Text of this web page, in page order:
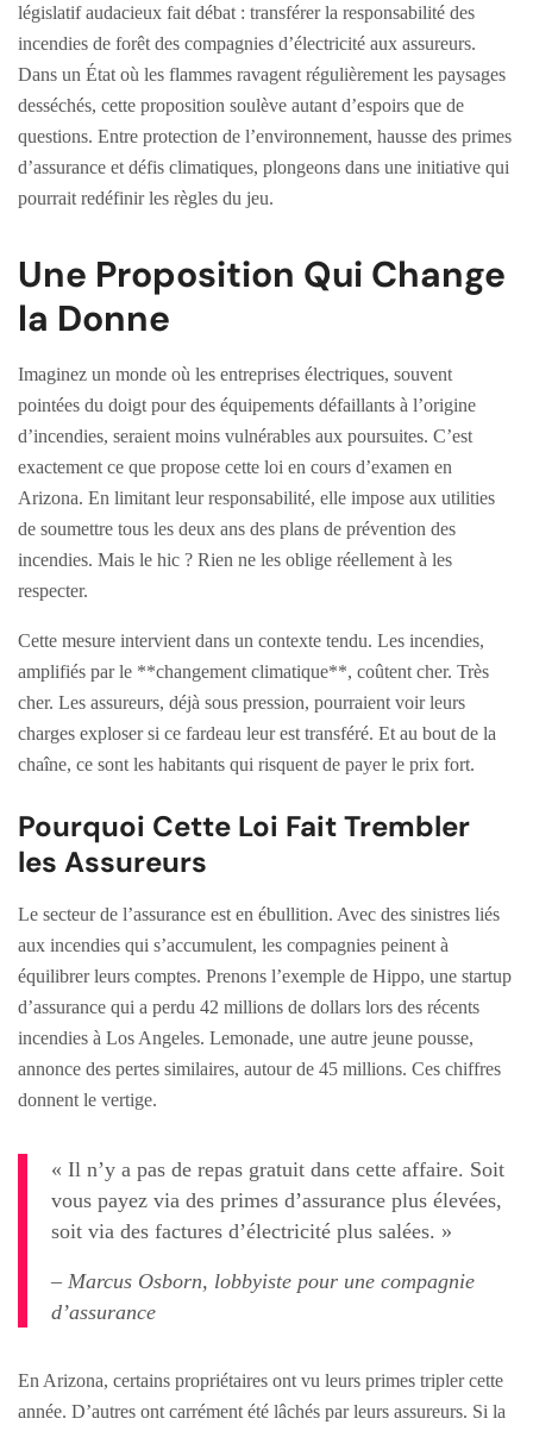
législatif audacieux fait débat : transférer la responsabilité des
incendies de forêt des compagnies d’électricité aux assureurs.
Dans un État où les flammes ravagent régulièrement les paysages
desséchés, cette proposition soulève autant d’espoirs que de
questions. Entre protection de l’environnement, hausse des primes
d’assurance et défis climatiques, plongeons dans une initiative qui
pourrait redéfinir les règles du jeu.
Une Proposition Qui Change
la Donne
Imaginez un monde où les entreprises électriques, souvent
pointées du doigt pour des équipements défaillants à l’origine
d’incendies, seraient moins vulnérables aux poursuites. C’est
exactement ce que propose cette loi en cours d’examen en
Arizona. En limitant leur responsabilité, elle impose aux utilities
de soumettre tous les deux ans des plans de prévention des
incendies. Mais le hic ? Rien ne les oblige réellement à les
respecter.
Cette mesure intervient dans un contexte tendu. Les incendies,
amplifiés par le **changement climatique**, coûtent cher. Très
cher. Les assureurs, déjà sous pression, pourraient voir leurs
charges exploser si ce fardeau leur est transféré. Et au bout de la
chaîne, ce sont les habitants qui risquent de payer le prix fort.
Pourquoi Cette Loi Fait Trembler
les Assureurs
Le secteur de l’assurance est en ébullition. Avec des sinistres liés
aux incendies qui s’accumulent, les compagnies peinent à
équilibrer leurs comptes. Prenons l’exemple de Hippo, une startup
d’assurance qui a perdu 42 millions de dollars lors des récents
incendies à Los Angeles. Lemonade, une autre jeune pousse,
annonce des pertes similaires, autour de 45 millions. Ces chiffres
donnent le vertige.
« Il n’y a pas de repas gratuit dans cette affaire. Soit
vous payez via des primes d’assurance plus élevées,
soit via des factures d’électricité plus salées. »
– Marcus Osborn, lobbyiste pour une compagnie
d’assurance
En Arizona, certains propriétaires ont vu leurs primes tripler cette
année. D’autres ont carrément été lâchés par leurs assureurs. Si la